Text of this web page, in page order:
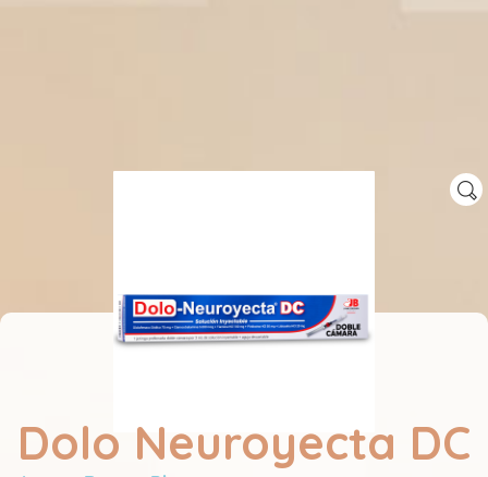
Dolo Neuroyecta DC